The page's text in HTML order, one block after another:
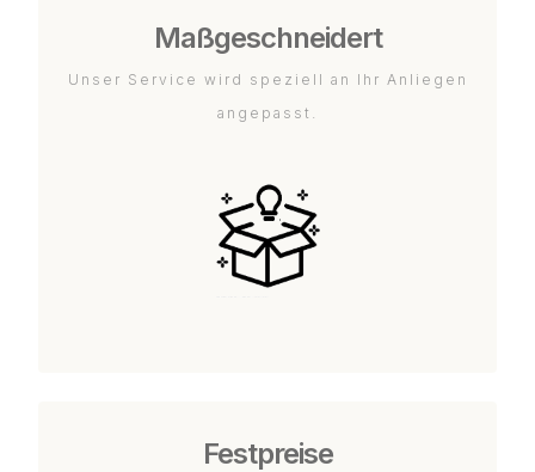
Maßgeschneidert
Unser Service wird speziell an Ihr Anliegen
angepasst.
Festpreise